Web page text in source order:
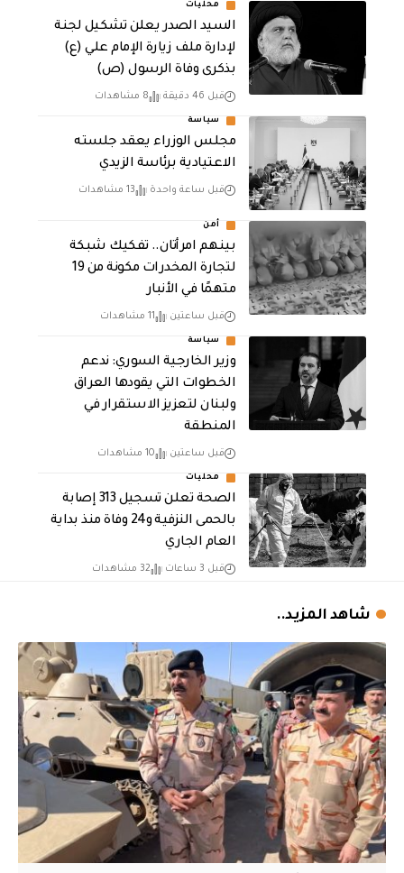
محليات
السيد الصدر يعلن تشكيل لجنة
لإدارة ملف زيارة الإمام علي (ع)
بذكرى وفاة الرسول (ص)
قبل 46 دقيقة 8 مشاهدات
سياسة
مجلس الوزراء يعقد جلسته
الاعتيادية برئاسة الزيدي
قبل ساعة واحدة 13 مشاهدات
أمن
بينهم امرأتان.. تفكيك شبكة
لتجارة المخدرات مكونة من 19
متهمًا في الأنبار
قبل ساعتين 11 مشاهدات
سياسة
وزير الخارجية السوري: ندعم
الخطوات التي يقودها العراق
ولبنان لتعزيز الاستقرار في
المنطقة
قبل ساعتين 10 مشاهدات
محليات
الصحة تعلن تسجيل 313 إصابة
بالحمى النزفية و24 وفاة منذ بداية
العام الجاري
قبل 3 ساعات 32 مشاهدات
شاهد المزيد..